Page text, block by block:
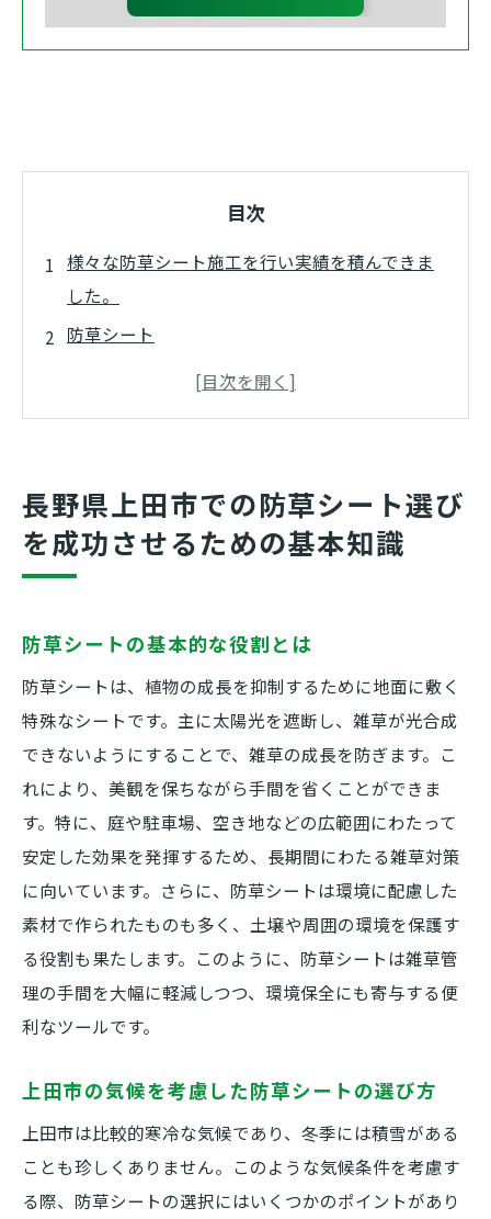
目次
様々な防草シート施工を行い実績を積んできま
した。
防草シート
お庭に防草シート
スタッフ
長野県上田市での防草シート選びを成功させる
ための基本知識
上田市の気候を考慮した防草シートの選び
防草シートの設置場所に応じた適切な選択
上田市内で人気の防草シートの特徴
防草シート選びで注意すべきポイント
長野県上田市での防草シート使用のメリッ
ト
防草シートの種類とそれぞれの特長徹底解説
不織布タイプの防草シートの特長
織布タイプの防草シートとその利点
防草シートはどのようにして効果を発揮す
るのか
用途に合わせた防草シートの選び方
上田市での防草シート施工事例から学ぶ実践的
長野県上田市での防草シート選び
を成功させるための基本知識
防草シートの基本的な役割とは
防草シートは、植物の成長を抑制するために地面に敷く
特殊なシートです。主に太陽光を遮断し、雑草が光合成
できないようにすることで、雑草の成長を防ぎます。こ
れにより、美観を保ちながら手間を省くことができま
す。特に、庭や駐車場、空き地などの広範囲にわたって
安定した効果を発揮するため、長期間にわたる雑草対策
に向いています。さらに、防草シートは環境に配慮した
素材で作られたものも多く、土壌や周囲の環境を保護す
る役割も果たします。このように、防草シートは雑草管
理の手間を大幅に軽減しつつ、環境保全にも寄与する便
利なツールです。
上田市の気候を考慮した防草シートの選び方
上田市は比較的寒冷な気候であり、冬季には積雪がある
ことも珍しくありません。このような気候条件を考慮す
る際、防草シートの選択にはいくつかのポイントがあり